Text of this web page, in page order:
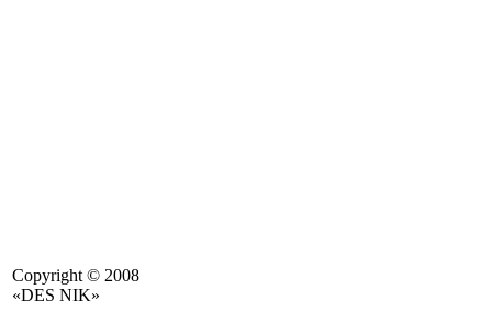
Copyright © 2008
«DES NIK»